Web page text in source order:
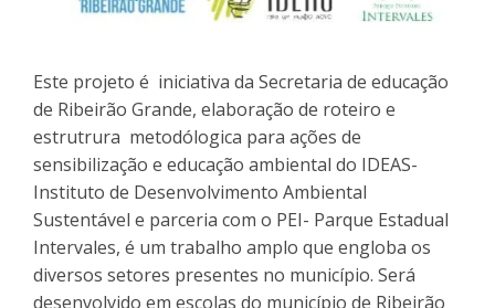
Este projeto é iniciativa da Secretaria de educação
de Ribeirão Grande, elaboração de roteiro e
estrutrura metodólogica para ações de
sensibilização e educação ambiental do IDEAS-
Instituto de Desenvolvimento Ambiental
Sustentável e parceria com o PEI- Parque Estadual
Intervales, é um trabalho amplo que engloba os
diversos setores presentes no município. Será
desenvolvido em escolas do município de Ribeirão